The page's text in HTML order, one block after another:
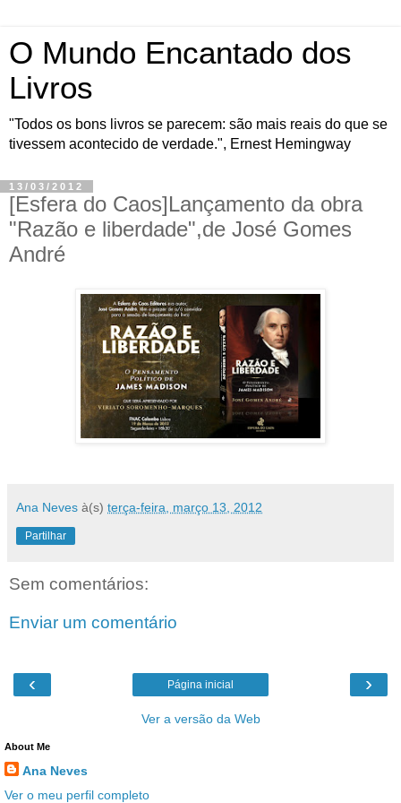
O Mundo Encantado dos
Livros
"Todos os bons livros se parecem: são mais reais do que se
tivessem acontecido de verdade.", Ernest Hemingway
13/03/2012
[Esfera do Caos]Lançamento da obra
"Razão e liberdade",de José Gomes
André
Ana Neves à(s) terça-feira, março 13, 2012
Partilhar
Sem comentários:
Enviar um comentário
‹ ›
Página inicial
Ver a versão da Web
About Me
Ana Neves
Ver o meu perfil completo